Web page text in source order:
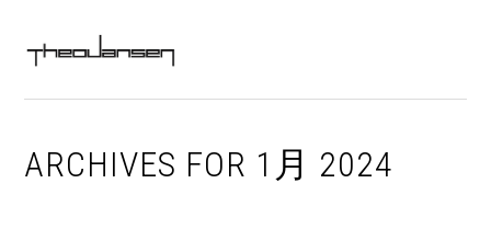
navigation
sidebar
MAIN
NAVIGATION
ARCHIVES FOR 1月 2024